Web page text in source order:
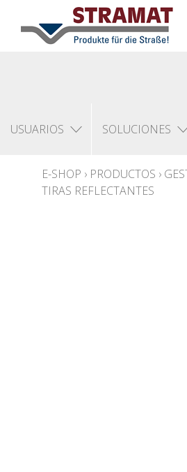
USUARIOS SOLUCIONES
E-SHOP › PRODUCTOS ›
TIRAS REFLECTANTES